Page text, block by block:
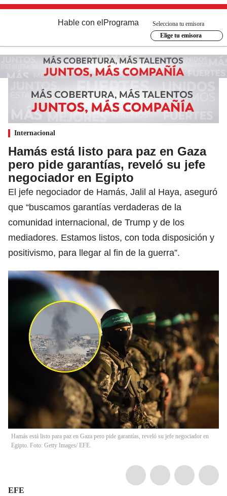
Hable con el Programa
Selecciona tu emisora
Elige tu emisora
Internacional
Hamás está listo para paz en Gaza
pero pide garantías, reveló su jefe
negociador en Egipto
El jefe negociador de Hamás, Jalil al Haya, aseguró
que “buscamos garantías verdaderas de la
comunidad internacional, de Trump y de los
mediadores. Estamos listos, con toda disposición y
positivismo, para llegar al fin de la guerra”.
Hamás está listo para paz en Gaza pero pide garantías, reveló su jefe negociador en
Egipto. Foto: Getty Images/ EFE.
EFE